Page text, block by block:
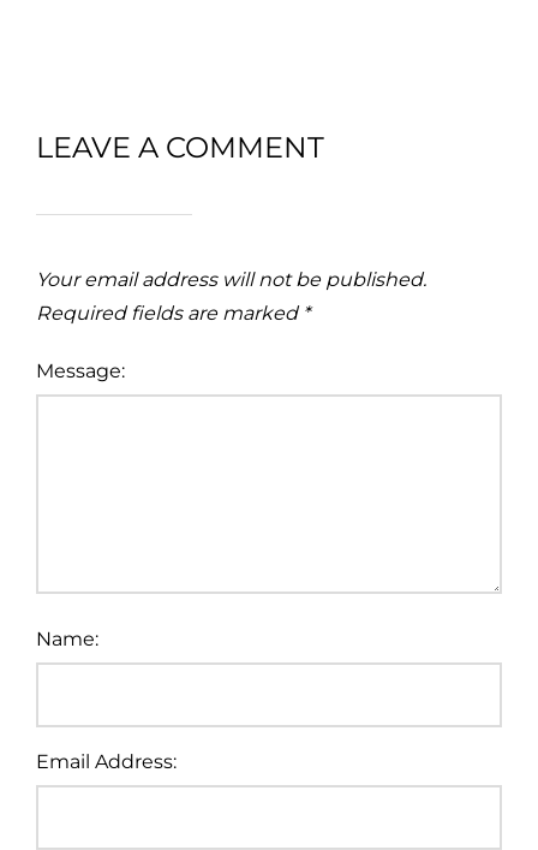
LEAVE A COMMENT
Your email address will not be published.
Required fields are marked *
Message:
Name:
Email Address: